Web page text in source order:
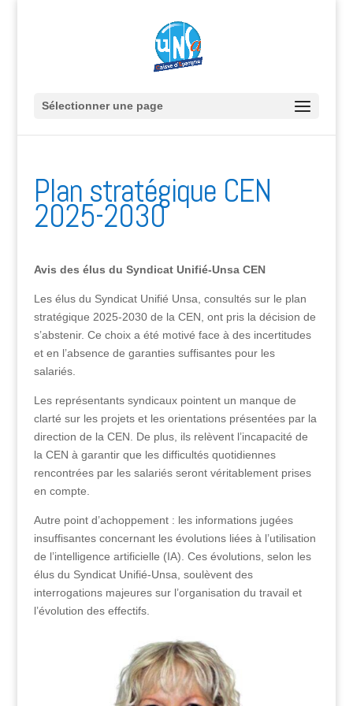
Sélectionner une page
Plan stratégique CEN
2025-2030
Avis des élus du Syndicat Unifié-Unsa CEN
Les élus du Syndicat Unifié Unsa, consultés sur le plan
stratégique 2025-2030 de la CEN, ont pris la décision de
s’abstenir. Ce choix a été motivé face à des incertitudes
et en l’absence de garanties suffisantes pour les
salariés.
Les représentants syndicaux pointent un manque de
clarté sur les projets et les orientations présentées par la
direction de la CEN. De plus, ils relèvent l’incapacité de
la CEN à garantir que les difficultés quotidiennes
rencontrées par les salariés seront véritablement prises
en compte.
Autre point d’achoppement : les informations jugées
insuffisantes concernant les évolutions liées à l’utilisation
de l’intelligence artificielle (IA). Ces évolutions, selon les
élus du Syndicat Unifié-Unsa, soulèvent des
interrogations majeures sur l’organisation du travail et
l’évolution des effectifs.